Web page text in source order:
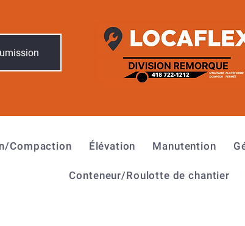
Compaction Élévation Manutention
Conteneur/Roulotte de chantier